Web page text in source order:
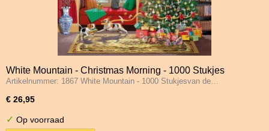
White Mountain - Christmas Morning - 1000 Stukjes
Artikelnummer: 1867 White Mountain - 1000 Stukjesvan de…
€ 26,95
✓ Op voorraad